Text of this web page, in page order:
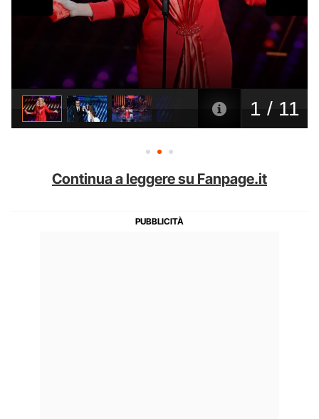
Continua a leggere su Fanpage.it